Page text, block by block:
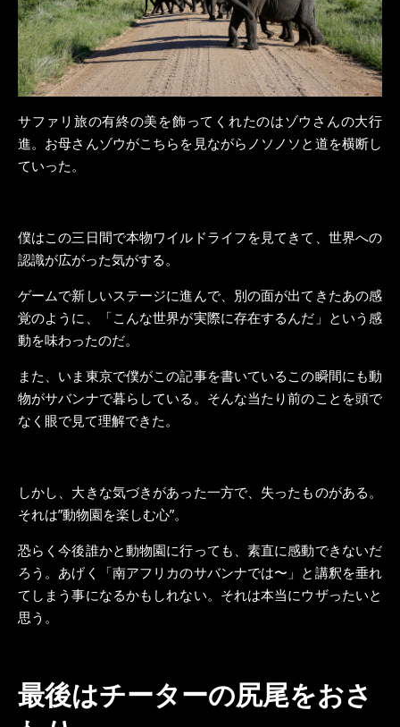
サファリ旅の有終の美を飾ってくれたのはゾウさんの大行
進。お母さんゾウがこちらを見ながらノソノソと道を横断し
ていった。
僕はこの三日間で本物ワイルドライフを見てきて、世界への
認識が広がった気がする。
ゲームで新しいステージに進んで、別の面が出てきたあの感
覚のように、「こんな世界が実際に存在するんだ」という感
動を味わったのだ。
また、いま東京で僕がこの記事を書いているこの瞬間にも動
物がサバンナで暮らしている。そんな当たり前のことを頭で
なく眼で見て理解できた。
しかし、大きな気づきがあった一方で、失ったものがある。
それは”動物園を楽しむ心”。
恐らく今後誰かと動物園に行っても、素直に感動できないだ
ろう。あげく「南アフリカのサバンナでは〜」と講釈を垂れ
てしまう事になるかもしれない。それは本当にウザったいと
思う。
最後はチーターの尻尾をおさ